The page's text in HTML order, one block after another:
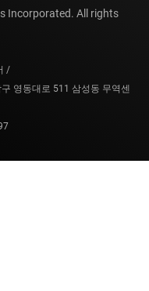
Incorporated. All rights
/
영동대로 511 삼성동 무역센